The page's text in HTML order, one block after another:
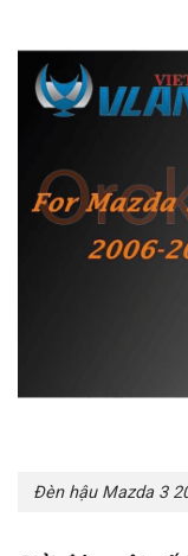
Đèn hậu Mazda 3